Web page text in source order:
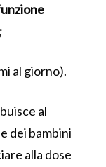
al giorno).
al
e dei bambini
alla dose